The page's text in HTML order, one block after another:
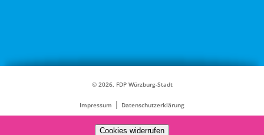
© 2026, FDP Würzburg-Stadt
Impressum | Datenschutzerklärung
Cookies widerrufen